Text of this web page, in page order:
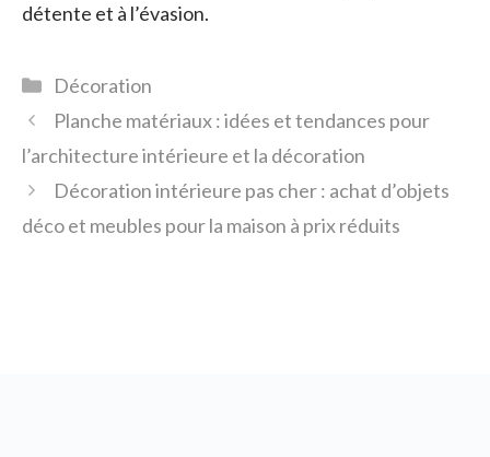
détente et à l’évasion.
Catégories
Décoration
Planche matériaux : idées et tendances pour
l’architecture intérieure et la décoration
Décoration intérieure pas cher : achat d’objets
déco et meubles pour la maison à prix réduits